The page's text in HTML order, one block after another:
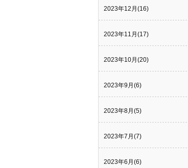
2023年12月(16)
2023年11月(17)
2023年10月(20)
2023年9月(6)
2023年8月(5)
2023年7月(7)
2023年6月(6)